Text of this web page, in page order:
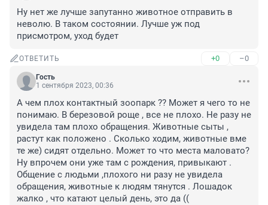
Ну нет же лучше запутанно животное отправить в
неволю. В таком состоянии. Лучше уж под
присмотром, уход будет
ОТВЕТИТЬ +0 –0
Гость
1 сентября 2023, 00:36
А чем плох контактный зоопарк ?? Может я чего то не
понимаю. В березовой роще , все не плохо. Не разу не
увидела там плохо обращения. Животные сыты ,
растут как положено . Сколько ходим, животные вме
те же) сидят отдельно. Может то что места маловато?
Ну впрочем они уже там с рождения, привыкают .
Общение с людьми ,плохого ни разу не увидела
обращения, животные к людям тянутся . Лошадок
жалко , что катают целый день, это да ((